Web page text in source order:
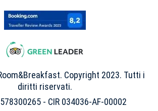
Copyright 2023. Tutti i
diritti riservati.
- CIR 034036-AF-00002